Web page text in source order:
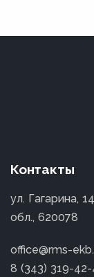
Контакты
ул. Гагарина,
обл., 620078
office@rms-
8 (343) 319-